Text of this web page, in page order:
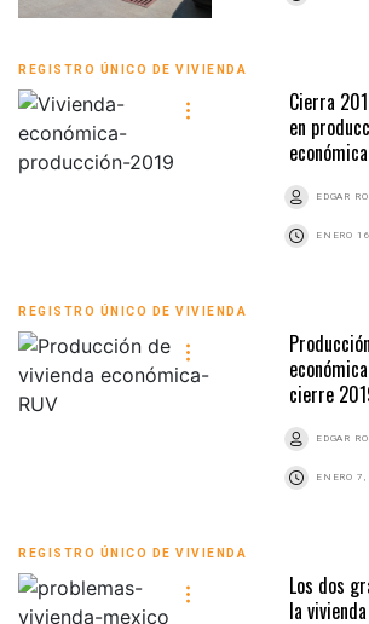
REGISTRO ÚNICO DE VIVIENDA
Cierra
en
económica
EDGAR
ENERO
REGISTRO ÚNICO DE VIVIENDA
cierre
EDGAR
ENERO
REGISTRO ÚNICO DE VIVIENDA
Los dos
la